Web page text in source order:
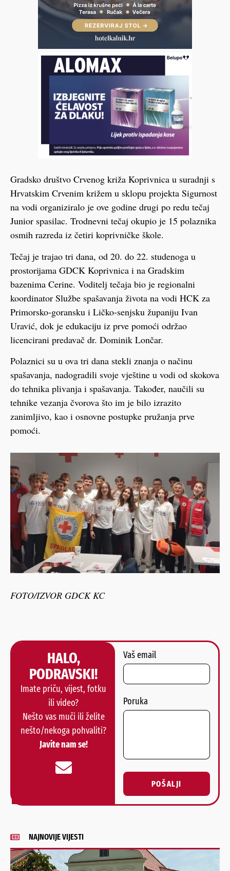
Gradsko društvo Crvenog križa Koprivnica u suradnji s
Hrvatskim Crvenim križem u sklopu projekta Sigurnost
na vodi organiziralo je ove godine drugi po redu tečaj
Junior spasilac. Trodnevni tečaj okupio je 15 polaznika
osmih razreda iz četiri koprivničke škole.
Tečaj je trajao tri dana, od 20. do 22. studenoga u
prostorijama GDCK Koprivnica i na Gradskim
bazenima Cerine. Voditelj tečaja bio je regionalni
koordinator Službe spašavanja života na vodi HCK za
Primorsko-goransku i Ličko-senjsku županiju Ivan
Uravić, dok je edukaciju iz prve pomoći održao
licencirani predavač dr. Dominik Lončar.
Polaznici su u ova tri dana stekli znanja o načinu
spašavanja, nadogradili svoje vještine u vodi od skokova
do tehnika plivanja i spašavanja. Također, naučili su
tehnike vezanja čvorova što im je bilo izrazito
zanimljivo, kao i osnovne postupke pružanja prve
pomoći.
FOTO/IZVOR GDCK KC
HALO,
PODRAVSKI!
Imate priču, vijest, fotku
ili video?
Nešto vas muči ili želite
nešto/nekoga pohvaliti?
Javite nam se!
Vaš email
Poruka
POŠALJI
Alternative:
NAJNOVIJE VIJESTI